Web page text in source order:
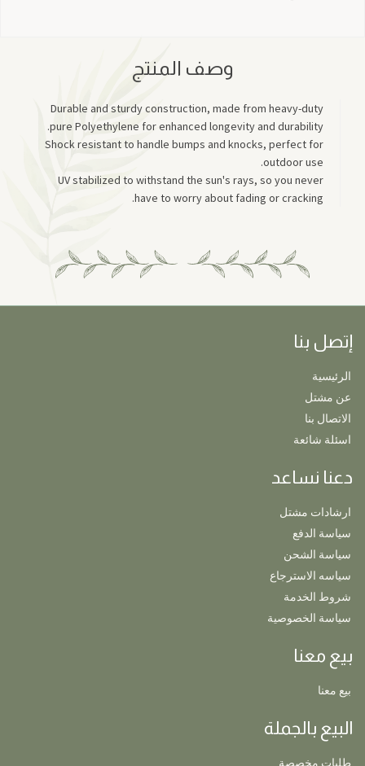
وصف المنتج
Durable and sturdy construction, made from heavy-duty
pure Polyethylene for enhanced longevity and durability.
Shock resistant to handle bumps and knocks, perfect for
outdoor use.
UV stabilized to withstand the sun's rays, so you never
have to worry about fading or cracking.
إتصل بنا
الرئيسية
عن مشتل
الاتصال بنا
اسئلة شائعة
دعنا نساعد
ارشادات مشتل
سياسة الدفع
سياسة الشحن
سياسه الاسترجاع
شروط الخدمة
سياسة الخصوصية
بيع معنا
بيع معنا
البيع بالجملة
طلبات مخصصة